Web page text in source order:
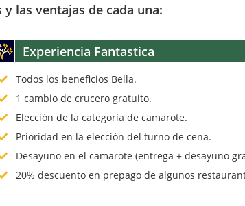
las ventajas de cada una:
Experiencia Fantastica
Todos los beneficios Bella.
1 cambio de crucero gratuito.
Elección de la categoría de camarote.
Prioridad en la elección del turno de cena.
Desayuno en el camarote (entrega + desayuno
20% descuento en prepago de algunos